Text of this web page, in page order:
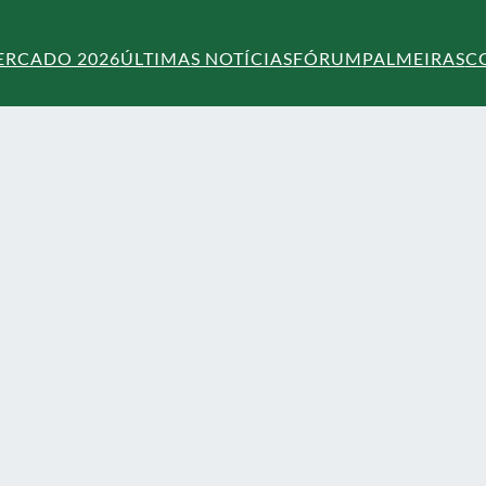
2026ÚLTIMAS NOTÍCIASFÓRUMPALMEIRAS